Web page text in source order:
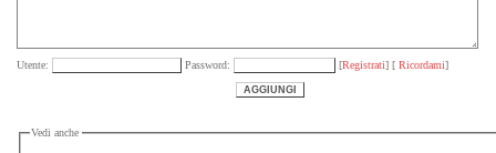
Utente: Password: [Registrati] [ Ricordami]
Vedi anche